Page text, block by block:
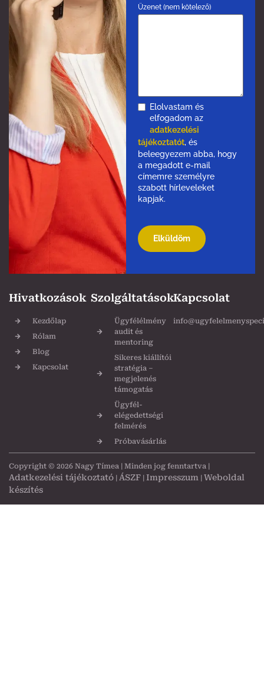
Üzenet (nem kötelező)
Elolvastam és
elfogadom az
adatkezelési
tájékoztatót, és
beleegyezem abba, hogy
a megadott e-mail
címemre személyre
szabott hírleveleket
kapjak.
leave
this
field
empty.
Hivatkozások
Kezdőlap
Rólam
Blog
Kapcsolat
Szolgáltatások
Ügyfélélmény
audit és
mentoring
Sikeres kiállítói
stratégia –
megjelenés
támogatás
Ügyfél-
elégedettségi
felmérés
Próbavásárlás
Kapcsolat
Copyright © 2026 Nagy Tímea | Minden jog fenntartva |
Adatkezelési tájékoztató ÁSZF Impresszum Weboldal
készítés